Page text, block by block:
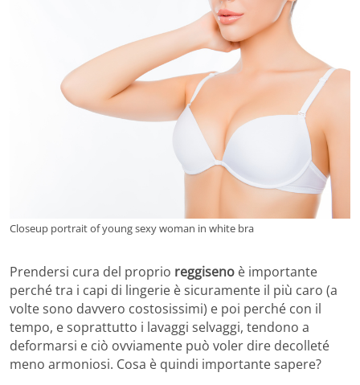
Closeup portrait of young sexy woman in white bra
Prendersi cura del proprio reggiseno è importante
perché tra i capi di lingerie è sicuramente il più caro (a
volte sono davvero costosissimi) e poi perché con il
tempo, e soprattutto i lavaggi selvaggi, tendono a
deformarsi e ciò ovviamente può voler dire decolleté
meno armoniosi. Cosa è quindi importante sapere?